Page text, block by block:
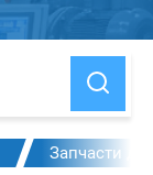
Запчасти